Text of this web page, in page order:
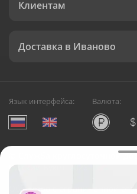
Клиентам
Доставка в Иваново
Язык интерфейса: Валюта:
Служба круглосуточной
Русский Букет, 2026
Общество с ограниченной